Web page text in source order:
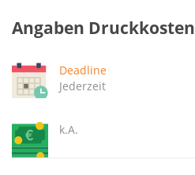
Angaben Druckkosten
Deadline
Jederzeit
k.A.